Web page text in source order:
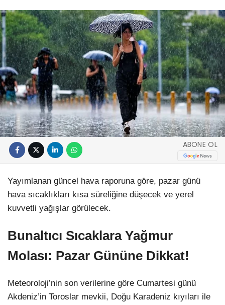
ABONE OL
Yayımlanan güncel hava raporuna göre, pazar günü
hava sıcaklıkları kısa süreliğine düşecek ve yerel
kuvvetli yağışlar görülecek.
Bunaltıcı Sıcaklara Yağmur
Molası: Pazar Gününe Dikkat!
Meteoroloji’nin son verilerine göre Cumartesi günü
Akdeniz’in Toroslar mevkii, Doğu Karadeniz kıyıları ile